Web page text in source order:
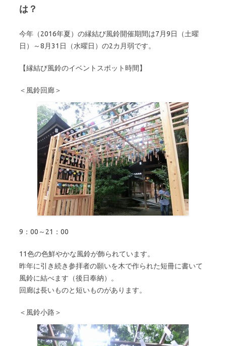
は？
今年（2016年夏）の縁結び風鈴開催期間は7月9日（土曜
日）～8月31日（水曜日）の2カ月弱です。
【縁結び風鈴のイベントスポット時間】
＜風鈴回廊＞
9：00～21：00
11色の色鮮やかな風鈴が飾られています。
昨年に引き続き参拝者の願いを木で作られた短冊に書いて
風鈴に結べます（後日奉納）。
回廊は長いものと短いものがあります。
＜風鈴小路＞